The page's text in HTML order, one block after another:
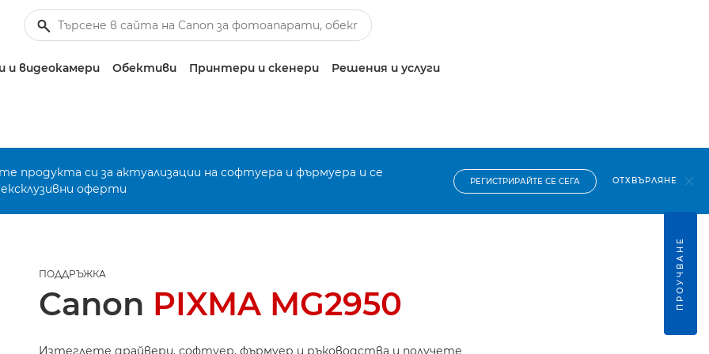
видеокамери Обективи Принтери и скенери Решения и услуги
продукта си за актуализации на софтуера и фърмуера и се
оферти
РЕГИСТРИРАЙТЕ СЕ СЕГА ОТХВЪРЛЯНЕ
ПОДДРЪЖКА
Canon PIXMA MG2950
Изтеглете драйвери, софтуер, фърмуер и ръководства и получете
ПРОУЧВАНЕ